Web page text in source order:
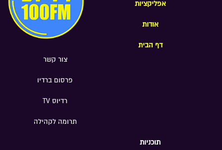
אפליקציות
אודות
דף הבית
צור קשר
פרסום ברדיו
רדיוס TV
תרומה לקהילה
תוכניות